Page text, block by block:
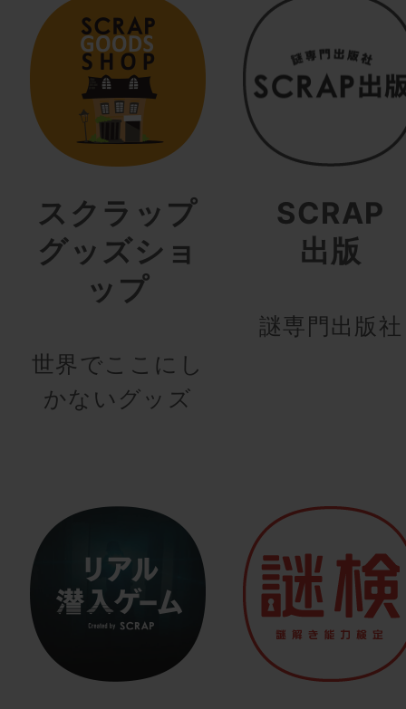
スクラップ
グッズショ
ップ
世界でここにし
かないグッズ
SCRAP
出版
謎専門出版社